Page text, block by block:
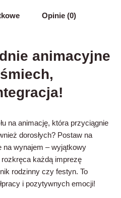
Opinie (0)
animacyjne
na animację, która przyciągnie
dorosłych? Postaw na
na wynajem – wyjątkowy
każdą imprezę
rodzinny czy festyn. To
i pozytywnych emocji!